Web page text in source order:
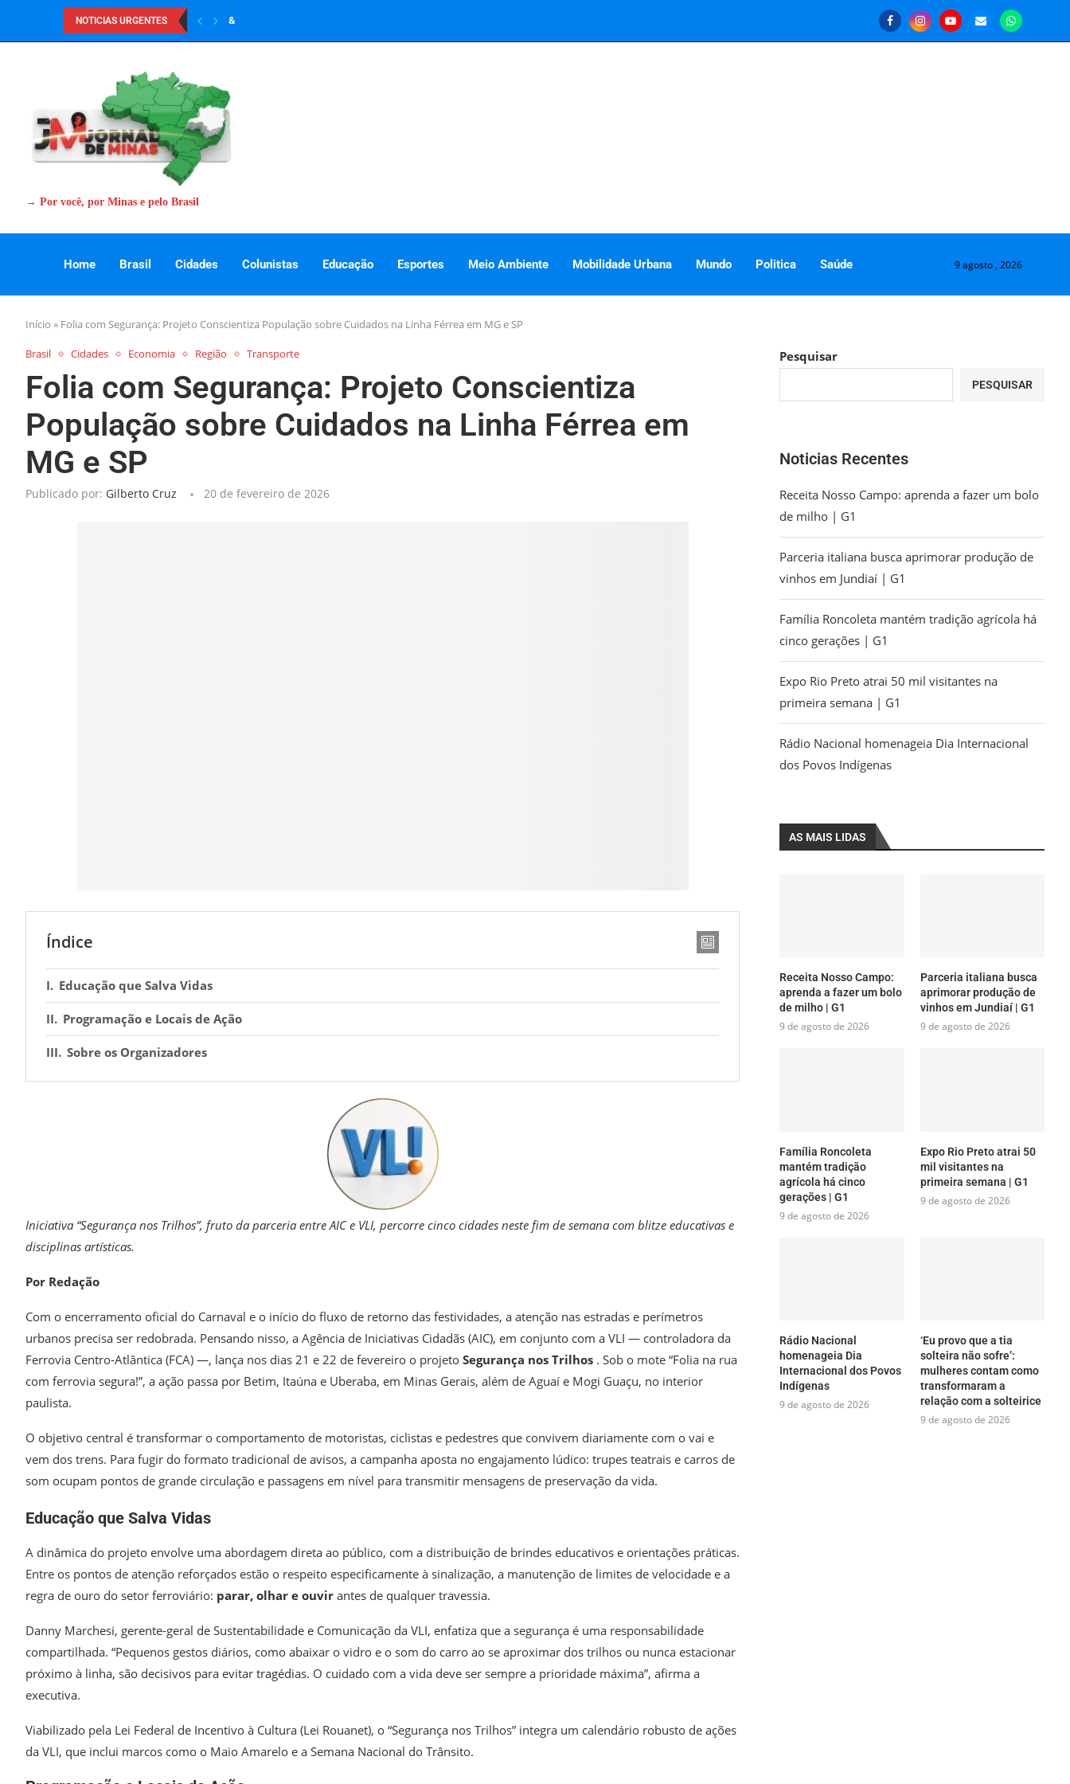
NOTICIAS URGENTES &
→ Por você, por Minas e pelo Brasil
Home Brasil Cidades Colunistas Educação Esportes Meio Ambiente Mobilidade Urbana Mundo Politica Saúde 9 agosto , 2026
Início » Folia com Segurança: Projeto Conscientiza População sobre Cuidados na Linha Férrea em MG e SP
Brasil Cidades Economia Região Transporte
Folia com Segurança: Projeto Conscientiza
População sobre Cuidados na Linha Férrea em
MG e SP
Publicado por: Gilberto Cruz 20 de fevereiro de 2026
Índice
Educação que Salva Vidas
Programação e Locais de Ação
Sobre os Organizadores
Iniciativa “Segurança nos Trilhos”, fruto da parceria entre AIC e VLI, percorre cinco cidades neste fim de semana com blitze educativas e
disciplinas artísticas.
Por Redação
Com o encerramento oficial do Carnaval e o início do fluxo de retorno das festividades, a atenção nas estradas e perímetros
urbanos precisa ser redobrada. Pensando nisso, a Agência de Iniciativas Cidadãs (AIC), em conjunto com a VLI — controladora da
Ferrovia Centro-Atlântica (FCA) —, lança nos dias 21 e 22 de fevereiro o projeto Segurança nos Trilhos . Sob o mote “Folia na rua
com ferrovia segura!”, a ação passa por Betim, Itaúna e Uberaba, em Minas Gerais, além de Aguaí e Mogi Guaçu, no interior
paulista.
O objetivo central é transformar o comportamento de motoristas, ciclistas e pedestres que convivem diariamente com o vai e
vem dos trens. Para fugir do formato tradicional de avisos, a campanha aposta no engajamento lúdico: trupes teatrais e carros de
som ocupam pontos de grande circulação e passagens em nível para transmitir mensagens de preservação da vida.
Educação que Salva Vidas
A dinâmica do projeto envolve uma abordagem direta ao público, com a distribuição de brindes educativos e orientações práticas.
Entre os pontos de atenção reforçados estão o respeito especificamente à sinalização, a manutenção de limites de velocidade e a
regra de ouro do setor ferroviário: parar, olhar e ouvir antes de qualquer travessia.
Danny Marchesi, gerente-geral de Sustentabilidade e Comunicação da VLI, enfatiza que a segurança é uma responsabilidade
compartilhada. “Pequenos gestos diários, como abaixar o vidro e o som do carro ao se aproximar dos trilhos ou nunca estacionar
próximo à linha, são decisivos para evitar tragédias. O cuidado com a vida deve ser sempre a prioridade máxima”, afirma a
executiva.
Viabilizado pela Lei Federal de Incentivo à Cultura (Lei Rouanet), o “Segurança nos Trilhos” integra um calendário robusto de ações
da VLI, que inclui marcos como o Maio Amarelo e a Semana Nacional do Trânsito.
Pesquisar
PESQUISAR
Noticias Recentes
Receita Nosso Campo: aprenda a fazer um bolo
de milho | G1
Parceria italiana busca aprimorar produção de
vinhos em Jundiaí | G1
Família Roncoleta mantém tradição agrícola há
cinco gerações | G1
Expo Rio Preto atrai 50 mil visitantes na
primeira semana | G1
Rádio Nacional homenageia Dia Internacional
dos Povos Indígenas
AS MAIS LIDAS
Receita Nosso Campo:
aprenda a fazer um bolo
de milho | G1
9 de agosto de 2026
Parceria italiana busca
aprimorar produção de
vinhos em Jundiaí | G1
9 de agosto de 2026
Família Roncoleta
mantém tradição
agrícola há cinco
gerações | G1
9 de agosto de 2026
Expo Rio Preto atrai 50
mil visitantes na
primeira semana | G1
9 de agosto de 2026
Rádio Nacional
homenageia Dia
Internacional dos Povos
Indígenas
9 de agosto de 2026
‘Eu provo que a tia
solteira não sofre’:
mulheres contam como
transformaram a
relação com a solteirice
9 de agosto de 2026